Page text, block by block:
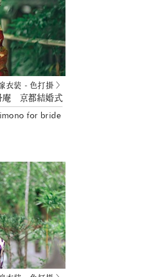
衣装 - 色打掛 〉
庵 京都結婚式
for bride